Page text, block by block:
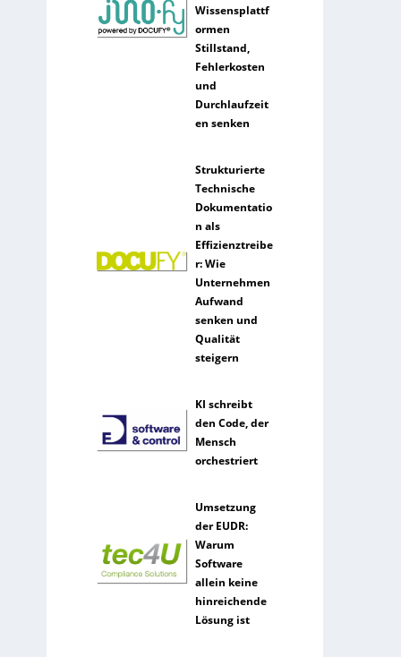
Wissensplattf
ormen
Stillstand,
Fehlerkosten
und
Durchlaufzeit
en senken
Strukturierte
Technische
Dokumentatio
n als
Effizienztreibe
r: Wie
Unternehmen
Aufwand
senken und
Qualität
steigern
KI schreibt
den Code, der
Mensch
orchestriert
Umsetzung
der EUDR:
Warum
Software
allein keine
hinreichende
Lösung ist